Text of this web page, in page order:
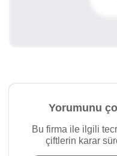
Yorumunu
Bu firma ile ilgili
çiftlerin karar